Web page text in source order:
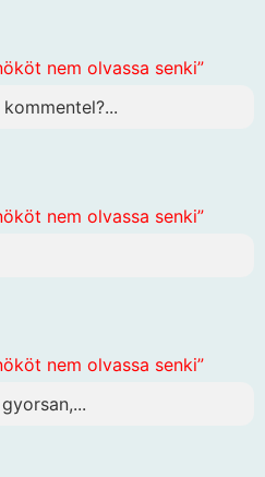
nem olvassa senki”
nem olvassa senki”
nem olvassa senki”